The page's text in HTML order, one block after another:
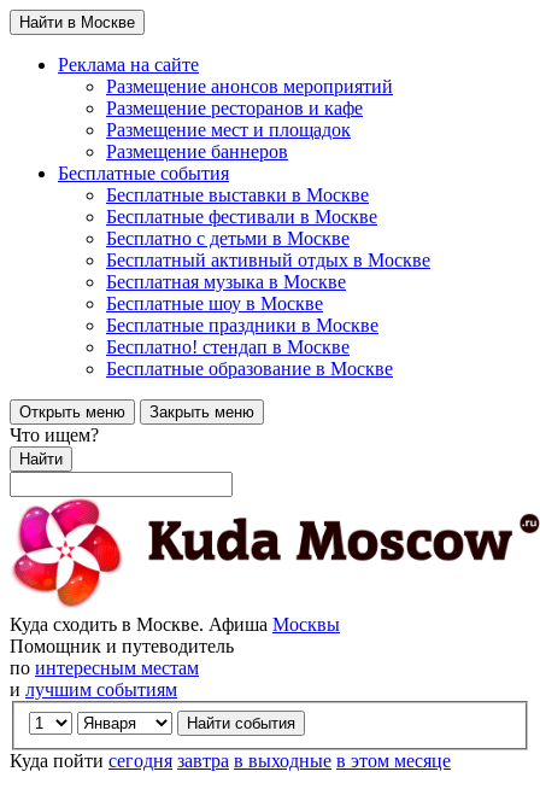
Найти в Москве
Реклама на сайте
Размещение анонсов мероприятий
Размещение ресторанов и кафе
Размещение мест и площадок
Размещение баннеров
Бесплатные события
Бесплатные выставки в Москве
Бесплатные фестивали в Москве
Бесплатно с детьми в Москве
Бесплатный активный отдых в Москве
Бесплатная музыка в Москве
Бесплатные шоу в Москве
Бесплатные праздники в Москве
Бесплатно! стендап в Москве
Бесплатные образование в Москве
Открыть меню Закрыть меню
Что ищем?
Найти
Куда сходить в Москве. Афиша Москвы
Помощник и путеводитель
по интересным местам
и лучшим событиям
Куда пойти сегодня завтра в выходные в этом месяце